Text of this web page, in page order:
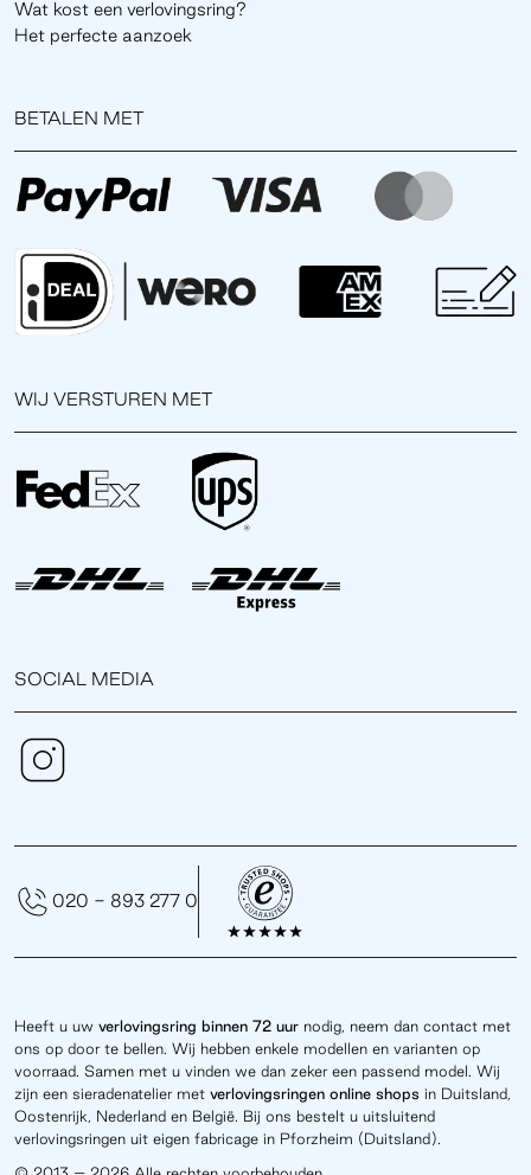
Wat kost een verlovingsring?
Het perfecte aanzoek
BETALEN MET
WIJ VERSTUREN MET
SOCIAL MEDIA
Heeft u uw verlovingsring binnen 72 uur nodig, neem dan contact met
ons op door te bellen. Wij hebben enkele modellen en varianten op
voorraad. Samen met u vinden we dan zeker een passend model. Wij
zijn een sieradenatelier met verlovingsringen online shops in Duitsland,
Oostenrijk, Nederland en België. Bij ons bestelt u uitsluitend
verlovingsringen uit eigen fabricage in Pforzheim (Duitsland).
020 - 893 277 0